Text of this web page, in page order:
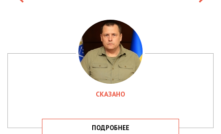
СКАЗАНО
ПОДРОБНЕЕ